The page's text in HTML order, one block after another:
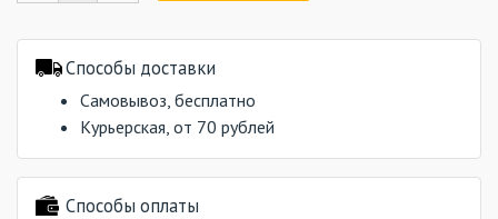
Способы доставки
Самовывоз, бесплатно
Курьерская, от 70 рублей
Способы оплаты